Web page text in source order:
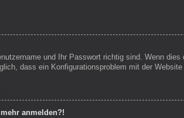
und Ihr Passwort richtig sind. Wenn
dass ein Konfigurationsproblem mit der
anmelden?!